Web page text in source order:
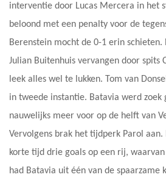
interventie door Lucas Mercera in het
beloond met een penalty voor de
Berenstein mocht de 0-1 erin
Julian Buitenhuis vervangen door spits
leek alles wel te lukken. Tom van
in tweede instantie. Batavia werd zoek
nauwelijks meer voor op de helft van
Vervolgens brak het tijdperk Parol
korte tijd drie goals op een rij, waarvan
had Batavia uit één van de spaarzame